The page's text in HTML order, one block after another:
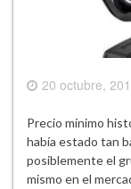
20 octubre,
Precio mínimo
había estado tan
posiblemente el
mismo en el